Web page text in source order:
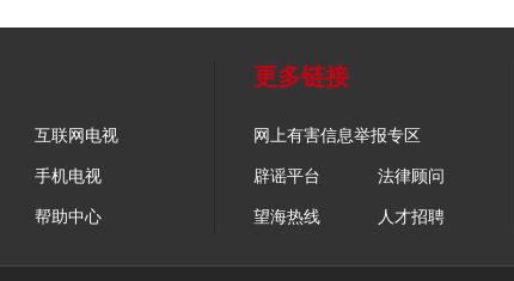
互联网电视
手机电视
帮助中心
更多链接
网上有害信息举报专区
辟谣平台 法律顾问
望海热线 人才招聘